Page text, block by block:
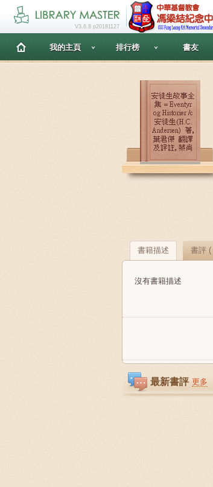
V3.6.8 p20181127
我的主頁 排行榜 書友
書籍描述 書評 (
沒有書籍描述
最新書評 更多